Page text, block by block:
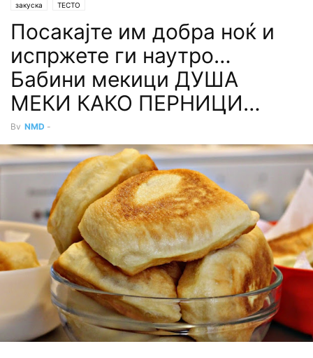
закуска ТЕСТО
Посакајте им добра ноќ и
испржете ги наутро…
Бабини мекици ДУША
МЕКИ КАКО ПЕРНИЦИ…
By NMD -